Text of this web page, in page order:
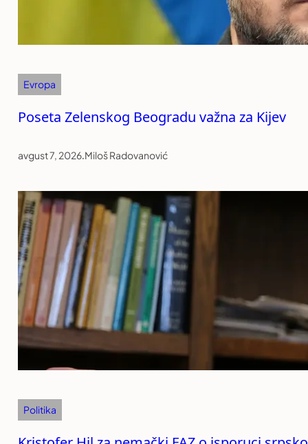
Evropa
Poseta Zelenskog Beogradu važna za Kijev
avgust 7, 2026.Miloš Radovanović
Politika